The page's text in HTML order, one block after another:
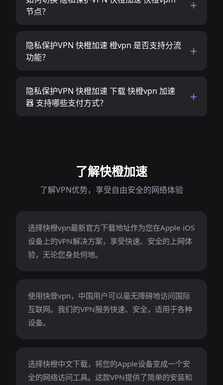
节点？
隐私保护VPN 快橙加速 橙vpn 是否支持分流
功能？
隐私保护VPN 快橙加速 下载 快橙vpn 加速
器 支持哪些支付方式？
了解快橙加速
了解VPN优势，享受自由安全的网络体验
选择快橙vpn最新官方下载地址作为您在Apple iOS
设备上的VPN解决方案，享受快速、安全的上网体
验，无论您身处何地。
使用快登vpn，中国用户可以毫无障碍地访问国际
互联网。我们的VPN服务快速、安全，适用于各种
设备。
选择快橙中文下载，将您的Apple设备变成一个安
全的网络访问工具。这款VPN提供了简单的安装和